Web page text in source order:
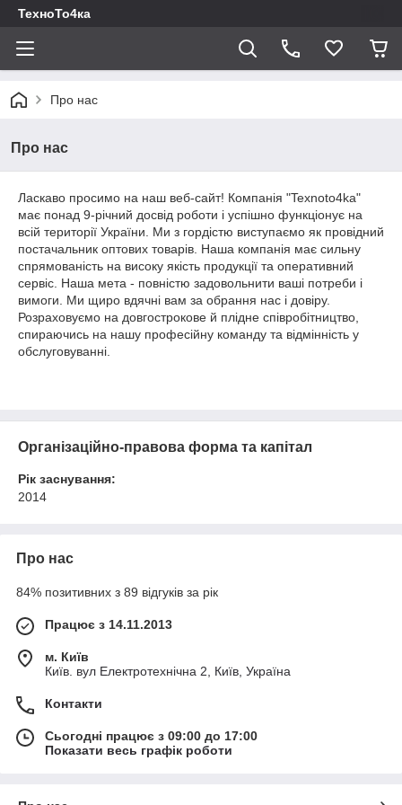
ТехноТо4ка
Про нас
Про нас
Ласкаво просимо на наш веб-сайт! Компанія "Texnoto4ka"
має понад 9-річний досвід роботи і успішно функціонує на
всій території України. Ми з гордістю виступаємо як провідний
постачальник оптових товарів. Наша компанія має сильну
спрямованість на високу якість продукції та оперативний
сервіс. Наша мета - повністю задовольнити ваші потреби і
вимоги. Ми щиро вдячні вам за обрання нас і довіру.
Розраховуємо на довгострокове й плідне співробітництво,
спираючись на нашу професійну команду та відмінність у
обслуговуванні.
Організаційно-правова форма та капітал
Рік заснування:
2014
Про нас
84% позитивних з 89 відгуків за рік
Працює з 14.11.2013
м. Київ
Київ. вул Електротехнічна 2, Київ, Україна
Контакти
Сьогодні працює з 09:00 до 17:00
Показати весь графік роботи